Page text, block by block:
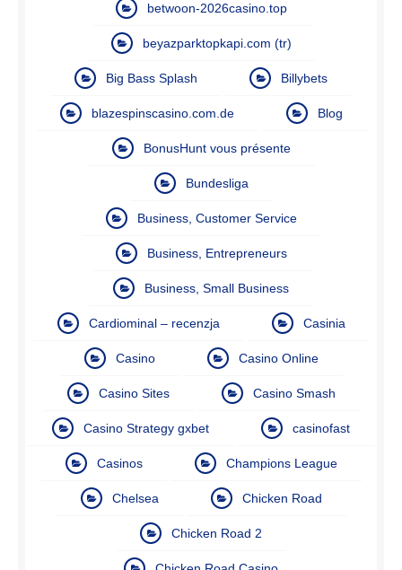
betwoon-2026casino.top
beyazparktopkapi.com (tr)
Big Bass Splash Billybets
blazespinscasino.com.de Blog
BonusHunt vous présente
Bundesliga
Business, Customer Service
Business, Entrepreneurs
Business, Small Business
Cardiominal – recenzja Casinia
Casino Casino Online
Casino Sites Casino Smash
Casino Strategy gxbet casinofast
Casinos Champions League
Chelsea Chicken Road
Chicken Road 2